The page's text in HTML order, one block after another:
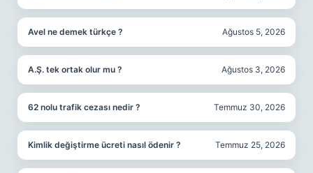
Avel ne demek türkçe ? Ağustos 5, 2026
A.Ş. tek ortak olur mu ? Ağustos 3, 2026
62 nolu trafik cezası nedir ? Temmuz 30, 2026
Kimlik değiştirme ücreti nasıl ödenir ? Temmuz 25, 2026